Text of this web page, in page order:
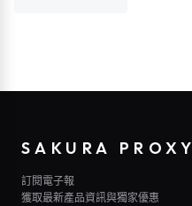
SAKURA PROXY
訂閱電子報
獲取最新產品資訊與獨家優惠